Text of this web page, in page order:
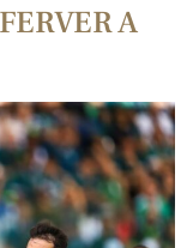
A